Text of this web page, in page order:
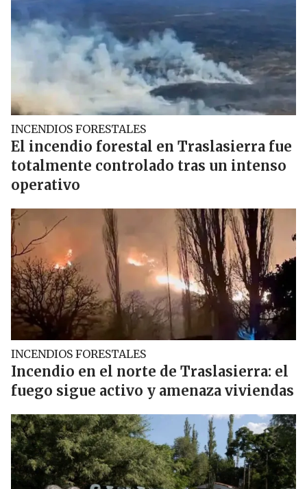
INCENDIOS FORESTALES
El incendio forestal en Traslasierra fue
totalmente controlado tras un intenso
operativo
INCENDIOS FORESTALES
Incendio en el norte de Traslasierra: el
fuego sigue activo y amenaza viviendas